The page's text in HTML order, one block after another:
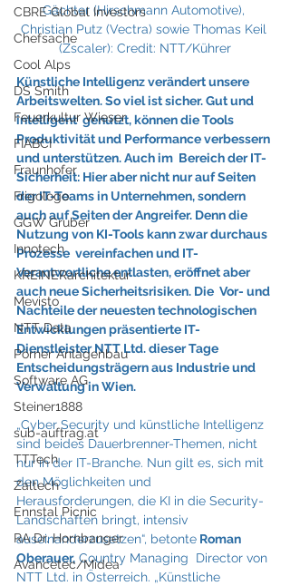
CBRE Global Investors
Chefsache
Cool Alps
DS Smith
Feuerkultur Wieser
FIABCI
Fraunhofer
Frigologo
GGW Gruber
Innotech
KREINERarchitektur
Mevisto
NTT Data
Pörner Anlagenbau
Software AG
Steiner1888
sub-auftrag.at
TTTech
Zaltech
Ennstal Picnic
RA Dr. Hornbanger
Avancetec/Midea
Gächter (Hirschmann Automotive),
Christian Putz (Vectra) sowie Thomas Keil
(Zscaler): Credit: NTT/Kührer
Künstliche Intelligenz verändert unsere
Arbeitswelten. So viel ist sicher. Gut und
intelligent  genutzt, können die Tools
Produktivität und Performance verbessern
und unterstützen. Auch im  Bereich der IT-
Sicherheit: Hier aber nicht nur auf Seiten
der IT-Teams in Unternehmen, sondern
auch auf Seiten der Angreifer. Denn die
Nutzung von KI-Tools kann zwar durchaus
Prozesse  vereinfachen und IT-
Verantwortliche entlasten, eröffnet aber
auch neue Sicherheitsrisiken. Die  Vor- und
Nachteile der neuesten technologischen
Entwicklungen präsentierte IT-
Dienstleister NTT Ltd. dieser Tage
Entscheidungsträgern aus Industrie und
Verwaltung in Wien.
„Cyber Security und künstliche Intelligenz
sind beides Dauerbrenner-Themen, nicht
nur in der IT-Branche. Nun gilt es, sich mit
den Möglichkeiten und
Herausforderungen, die KI in die Security-
Landschaften bringt, intensiv
auseinanderzusetzen“, betonte Roman
Oberauer, Country Managing  Director von
NTT Ltd. in Österreich. „Künstliche